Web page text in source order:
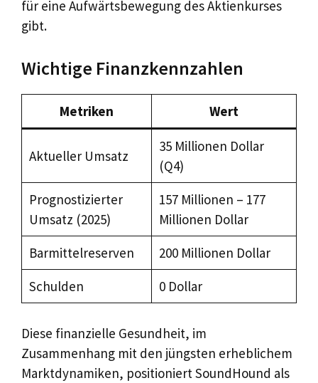
für eine Aufwärtsbewegung des Aktienkurses
gibt.
Wichtige Finanzkennzahlen
Metriken Wert
Aktueller Umsatz
35 Millionen Dollar
(Q4)
Prognostizierter
Umsatz (2025)
157 Millionen – 177
Millionen Dollar
Barmittelreserven
200 Millionen Dollar
Schulden
0 Dollar
Diese finanzielle Gesundheit, im
Zusammenhang mit den jüngsten erheblichem
Marktdynamiken, positioniert SoundHound als